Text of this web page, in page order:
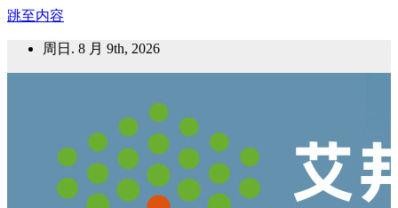
跳至内容
周日. 8 月 9th, 2026